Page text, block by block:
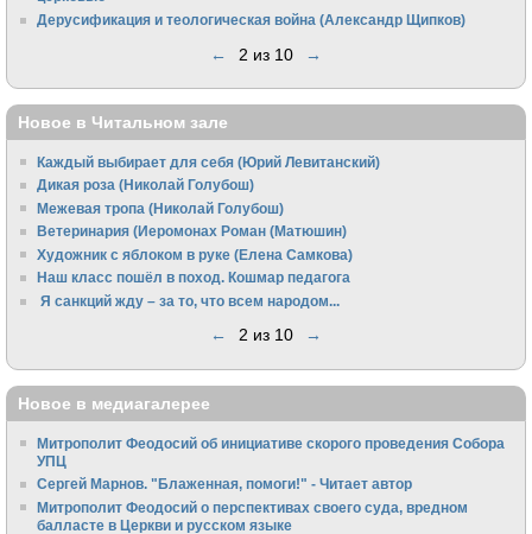
Дерусификация и теологическая война (Александр Щипков)
← 2 из 10 →
Новое в Читальном зале
Каждый выбирает для себя (Юрий Левитанский)
Дикая роза (Николай Голубош)
Межевая тропа (Николай Голубош)
Ветеринария (Иеромонах Роман (Матюшин)
Художник с яблоком в руке (Елена Самкова)
Наш класс пошёл в поход. Кошмар педагога
Я санкций жду – за то, что всем народом...
← 2 из 10 →
Новое в медиагалерее
Митрополит Феодосий об инициативе скорого проведения Собора
УПЦ
Сергей Марнов. "Блаженная, помоги!" - Читает автор
Митрополит Феодосий о перспективах своего суда, вредном
балласте в Церкви и русском языке